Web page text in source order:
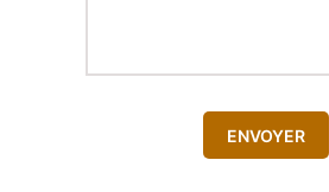
ENVOYER